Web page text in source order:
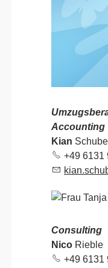
Accounting
Kian
+49 6131
k
n sch
Consulting
Nico Rieble
+49 6131